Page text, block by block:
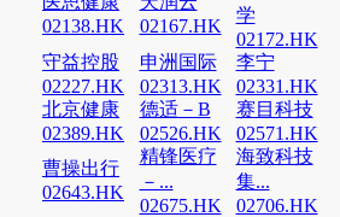
02138.HK
02167.HK
学
02172.HK
守益控股
02227.HK
申洲国际
02313.HK
李宁
02331.HK
北京健康
02389.HK
德适－B
02526.HK
赛目科技
02571.HK
曹操出行
02643.HK
精锋医疗
－...
02675.HK
海致科技
集...
02706.HK